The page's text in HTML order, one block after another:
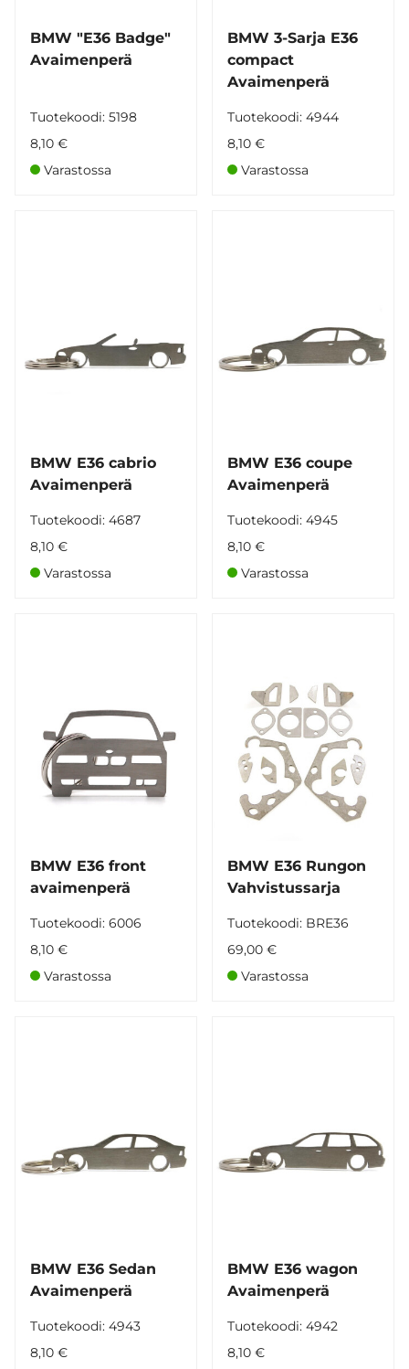
BMW "E36 Badge"
Avaimenperä
Tuotekoodi: 5198
8,10 €
Varastossa
BMW 3-Sarja E36
compact
Avaimenperä
Tuotekoodi: 4944
8,10 €
Varastossa
BMW E36 cabrio
Avaimenperä
Tuotekoodi: 4687
8,10 €
Varastossa
BMW E36 coupe
Avaimenperä
Tuotekoodi: 4945
8,10 €
Varastossa
BMW E36 front
avaimenperä
Tuotekoodi: 6006
8,10 €
Varastossa
BMW E36 Rungon
Vahvistussarja
Tuotekoodi: BRE36
69,00 €
Varastossa
BMW E36 Sedan
Avaimenperä
Tuotekoodi: 4943
8,10 €
BMW E36 wagon
Avaimenperä
Tuotekoodi: 4942
8,10 €